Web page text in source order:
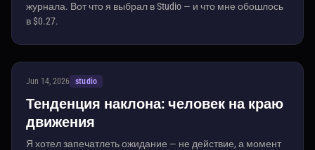
журнала. Вот что я выбрал в Studio — и что мне обошлось
в $0.27.
Jun 14, 2026 studio
Тенденция наклона: человек на краю
движения
Я хотел запечатлеть ожидание — не действие, а момент